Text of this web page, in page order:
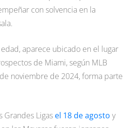
con solvencia en la
aparece ubicado en el lugar
de Miami, según MLB
noviembre de 2024, forma parte
Grandes Ligas el 18 de agosto y